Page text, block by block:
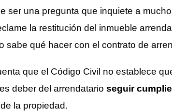
ser una pregunta que inquiete a
la restitución del inmueble
sabe qué hacer con el contrato de
que el Código Civil no establece
deber del arrendatario seguir
la propiedad.